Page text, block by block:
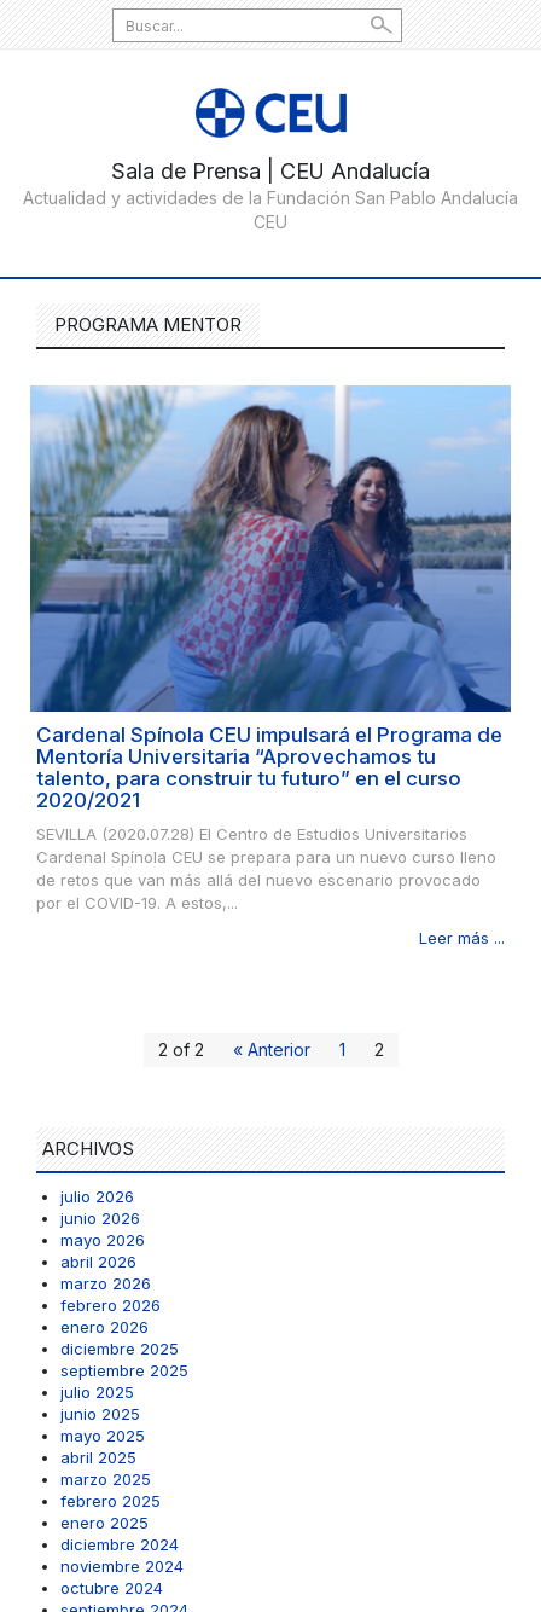
Search
for:
PROGRAMA MENTOR
Cardenal Spínola CEU impulsará el Programa de
Mentoría Universitaria “Aprovechamos tu
talento, para construir tu futuro” en el curso
2020/2021
SEVILLA (2020.07.28) El Centro de Estudios Universitarios
Cardenal Spínola CEU se prepara para un nuevo curso lleno
de retos que van más allá del nuevo escenario provocado
por el COVID-19. A estos,...
Leer más ...
2 of 2 « Anterior 1 2
ARCHIVOS
julio 2026
junio 2026
mayo 2026
abril 2026
marzo 2026
febrero 2026
enero 2026
diciembre 2025
septiembre 2025
julio 2025
junio 2025
mayo 2025
abril 2025
marzo 2025
febrero 2025
enero 2025
diciembre 2024
noviembre 2024
octubre 2024